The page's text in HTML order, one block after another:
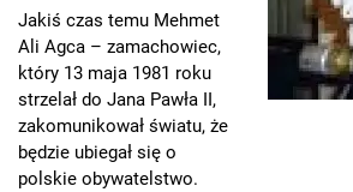
Jakiś czas temu Mehmet
Ali Agca – zamachowiec,
który 13 maja 1981 roku
strzelał do Jana Pawła II,
zakomunikował światu, że
będzie ubiegał się o
polskie obywatelstwo.